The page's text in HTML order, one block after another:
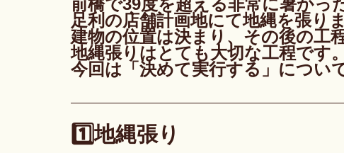
前橋で39度を超える非常に暑かっ
足利の店舗計画地にて地縄を張りま
建物の位置は決まり、その後の工
地縄張りはとても大切な工程です。
今回は「決めて実行する」につい
1️⃣地縄張り